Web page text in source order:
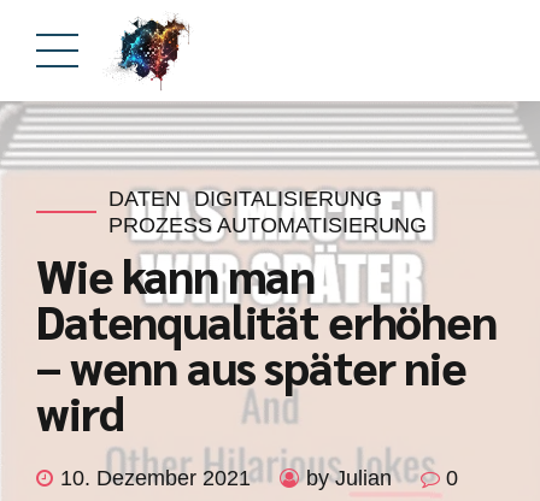
DATEN DIGITALISIERUNG
PROZESS AUTOMATISIERUNG
Wie kann man
Datenqualität erhöhen
– wenn aus später nie
wird
10. Dezember 2021 by Julian 0